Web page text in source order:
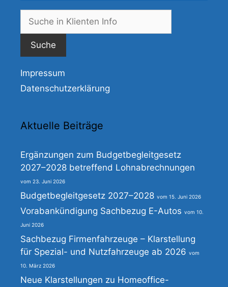
Impressum
Datenschutzerklärung
Aktuelle Beiträge
Ergänzungen zum Budgetbegleitgesetz
2027–2028 betreffend Lohnabrechnungen
23. Juni 2026
Budgetbegleitgesetz 2027–2028 15. Juni 2026
Vorabankündigung Sachbezug E-Autos 10.
Juni 2026
Sachbezug Firmenfahrzeuge – Klarstellung
für Spezial- und Nutzfahrzeuge ab 2026
10. März 2026
Neue Klarstellungen zu Homeoffice-